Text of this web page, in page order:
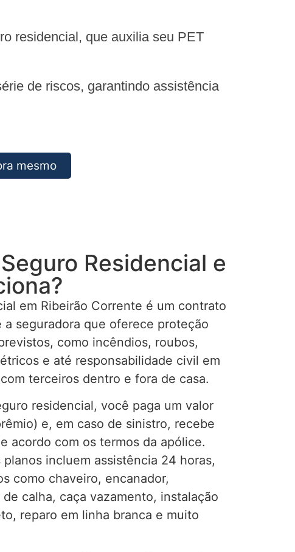
residencial, que auxilia seu PET
de riscos, garantindo assistência
mesmo
Residencial e
em Ribeirão Corrente é um contrato
a seguradora que oferece proteção
como incêndios, roubos,
e até responsabilidade civil em
terceiros dentro e fora de casa.
residencial, você paga um valor
e, em caso de sinistro, recebe
acordo com os termos da apólice.
incluem assistência 24 horas,
como chaveiro, encanador,
calha, caça vazamento, instalação
reparo em linha branca e muito